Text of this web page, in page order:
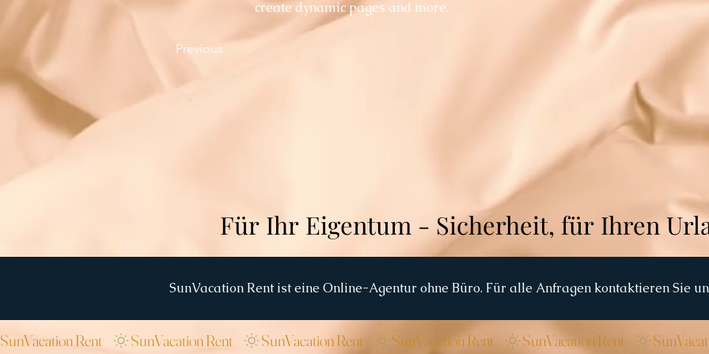
create dynamic pages and more.
Previous
SunVacation Rent ist eine Online-Agentur ohne Büro. Für alle Anfragen kontaktieren Sie
SunVacation Rent